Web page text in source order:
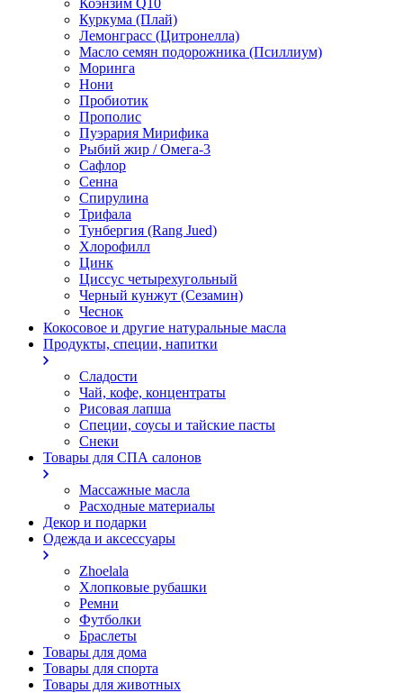
Коэнзим Q10
Куркума (Плай)
Лемонграсс (Цитронелла)
Масло семян подорожника (Псиллиум)
Моринга
Нони
Пробиотик
Прополис
Пуэрария Мирифика
Рыбий жир / Омега-3
Сафлор
Сенна
Спирулина
Трифала
Тунбергия (Rang Jued)
Хлорофилл
Цинк
Циссус четырехугольный
Черный кунжут (Сезамин)
Чеснок
Кокосовое и другие натуральные масла
Продукты, специи, напитки
Сладости
Чай, кофе, концентраты
Рисовая лапша
Специи, соусы и тайские пасты
Снеки
Товары для СПА салонов
Массажные масла
Расходные материалы
Декор и подарки
Одежда и аксессуары
Zhoelala
Хлопковые рубашки
Ремни
Футболки
Браслеты
Товары для дома
Товары для спорта
Товары для животных